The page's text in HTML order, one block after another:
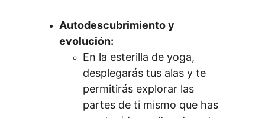
Autodescubrimiento y
evolución:
En la esterilla de yoga,
desplegarás tus alas y te
permitirás explorar las
partes de ti mismo que has